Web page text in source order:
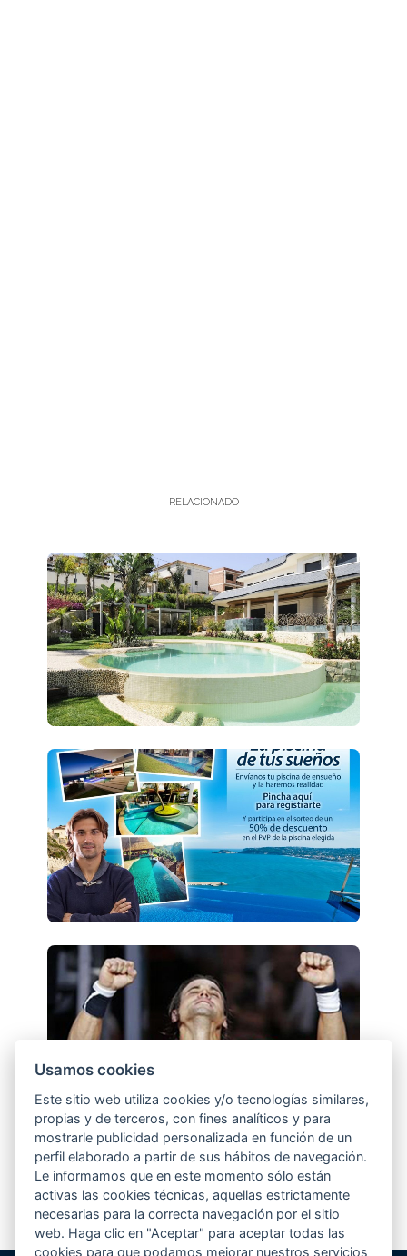
RELACIONADO
Usamos cookies
Este sitio web utiliza cookies y/o tecnologías similares,
propias y de terceros, con fines analíticos y para
mostrarle publicidad personalizada en función de un
perfil elaborado a partir de sus hábitos de navegación.
Le informamos que en este momento sólo están
activas las cookies técnicas, aquellas estrictamente
necesarias para la correcta navegación por el sitio
web. Haga clic en "Aceptar" para aceptar todas las
cookies para que podamos mejorar nuestros servicios